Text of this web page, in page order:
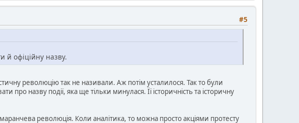
#5
й офіційну назву.
революцію так не називали. Аж потім усталилося. Так то були
про назву події, яка ще тільки минулася. Її історичність та історичну
революція. Коли аналітика, то можна просто акціями протесту